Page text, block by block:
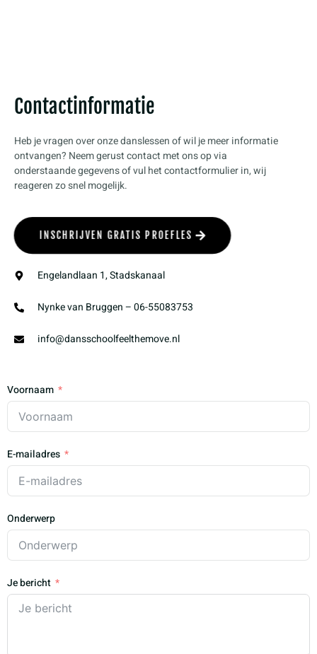
Contactinformatie
Heb je vragen over onze danslessen of wil je meer informatie
ontvangen? Neem gerust contact met ons op via
onderstaande gegevens of vul het contactformulier in, wij
reageren zo snel mogelijk.
INSCHRIJVEN GRATIS PROEFLES
Engelandlaan 1, Stadskanaal
Nynke van Bruggen – 06-55083753
info@dansschoolfeelthemove.nl
Voornaam
E-mailadres
Onderwerp
Je bericht